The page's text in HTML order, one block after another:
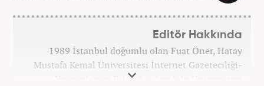
Editör Hakkında
1989 İstanbul doğumlu olan Fuat Öner, Hatay
Mustafa Kemal Üniversitesi İnternet Gazeteciliği-
Yayıncılığı ve Eskişehir Anadolu Üniversitesi